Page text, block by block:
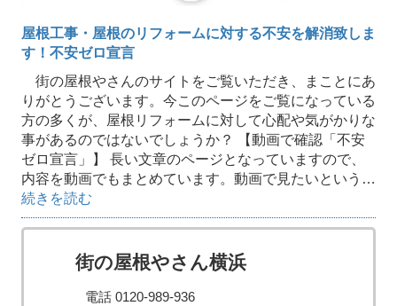
屋根工事・屋根のリフォームに対する不安を解消致しま
す！不安ゼロ宣言
街の屋根やさんのサイトをご覧いただき、まことにあ
りがとうございます。今このページをご覧になっている
方の多くが、屋根リフォームに対して心配や気がかりな
事があるのではないでしょうか？ 【動画で確認「不安
ゼロ宣言」】 長い文章のページとなっていますので、
内容を動画でもまとめています。動画で見たいという…
続きを読む
街の屋根やさん横浜
電話 0120-989-936